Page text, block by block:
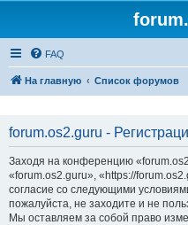
FAQ
На главную Список форумов
forum.os2.guru -
Заходя на конференцию
«forum.os2.guru», «https://
согласие со следующими
пожалуйста, не заходите и не
Мы оставляем за собой право